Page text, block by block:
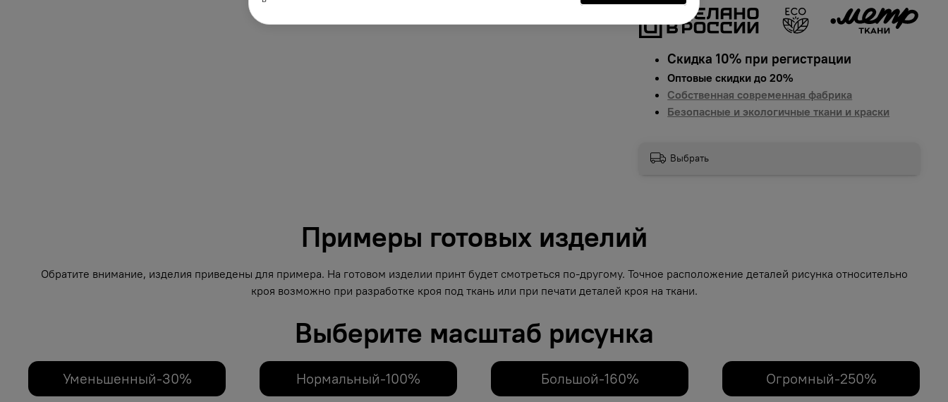
Скидка 10% при регистрации
Оптовые скидки до 20%
Собственная современная фабрика
Безопасные и экологичные ткани и краски
Выбрать
Примеры готовых изделий
Обратите внимание, изделия приведены для примера. На готовом изделии принт будет смотреться по-другому. Точное расположение деталей рисунка относительно
кроя возможно при разработке кроя под ткань или при печати деталей кроя на ткани.
Выберите масштаб рисунка
Уменьшенный-30% Нормальный-100% Большой-160% Огромный-250%